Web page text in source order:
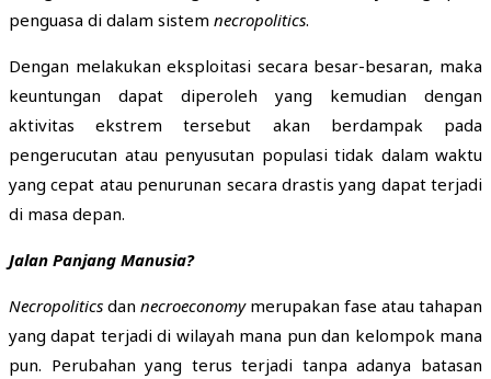
penguasa di dalam sistem necropolitics.
Dengan melakukan eksploitasi secara besar-besaran, maka
keuntungan dapat diperoleh yang kemudian dengan
aktivitas ekstrem tersebut akan berdampak pada
pengerucutan atau penyusutan populasi tidak dalam waktu
yang cepat atau penurunan secara drastis yang dapat terjadi
di masa depan.
Jalan Panjang Manusia?
Necropolitics dan necroeconomy merupakan fase atau tahapan
yang dapat terjadi di wilayah mana pun dan kelompok mana
pun. Perubahan yang terus terjadi tanpa adanya batasan